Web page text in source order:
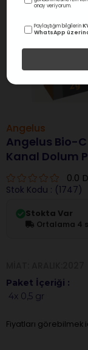
Angelus
Angelus Bio-C
Kanal Dolum
0.0
Stok Kodu (1747)
Stokta Var
Ortalama 4
Paket İçeriği :
4x 0,5 gr
Fiyatları görebilmek
onay veriyorum.
Paylaştığım bilgilerin
WhatsApp